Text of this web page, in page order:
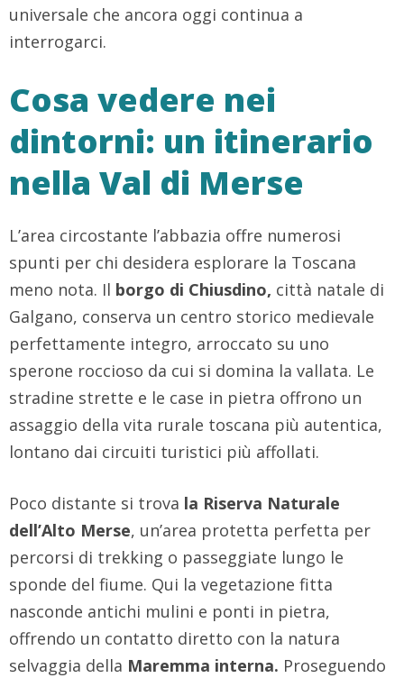
universale che ancora oggi continua a
interrogarci.
Cosa vedere nei
dintorni: un itinerario
nella Val di Merse
L’area circostante l’abbazia offre numerosi
spunti per chi desidera esplorare la Toscana
meno nota. Il borgo di Chiusdino, città natale di
Galgano, conserva un centro storico medievale
perfettamente integro, arroccato su uno
sperone roccioso da cui si domina la vallata. Le
stradine strette e le case in pietra offrono un
assaggio della vita rurale toscana più autentica,
lontano dai circuiti turistici più affollati.
Poco distante si trova la Riserva Naturale
dell’Alto Merse, un’area protetta perfetta per
percorsi di trekking o passeggiate lungo le
sponde del fiume. Qui la vegetazione fitta
nasconde antichi mulini e ponti in pietra,
offrendo un contatto diretto con la natura
selvaggia della Maremma interna. Proseguendo